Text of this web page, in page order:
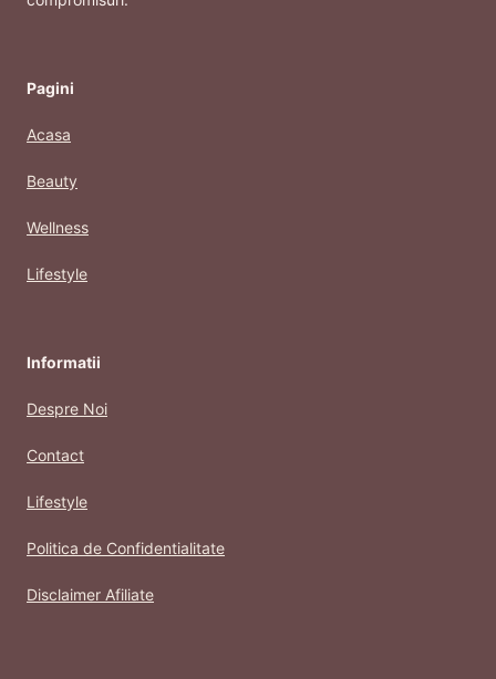
Pagini
Acasa
Beauty
Wellness
Lifestyle
Informatii
Despre Noi
Contact
Lifestyle
Politica de Confidentialitate
Disclaimer Afiliate